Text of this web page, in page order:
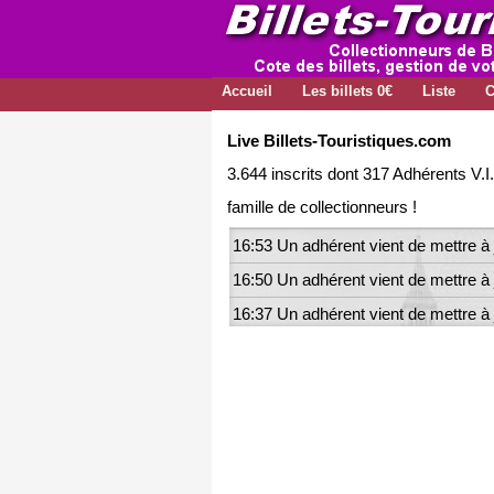
Accueil Les billets 0€ Liste
Live Billets-Touristiques.com
3.644 inscrits dont 317 Adhérents
famille de collectionneurs !
16:54 Un adhérent vient de mettre à
16:53 Un adhérent vient de mettre
16:50 Un adhérent vient de mettre
16:37 Un adhérent vient de mettre
15:54 Un adhérent vient de mettre
15:34 Un adhérent vient de mettre
15:32 Un adhérent vient de mettre
14:49 Un adhérent vient de mettre